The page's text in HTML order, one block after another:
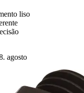
liso
agosto